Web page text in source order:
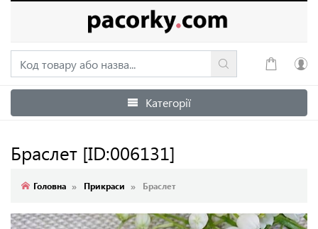
Увійти
Категорії
Браслет [ID:006131]
Головна Прикраси Браслет